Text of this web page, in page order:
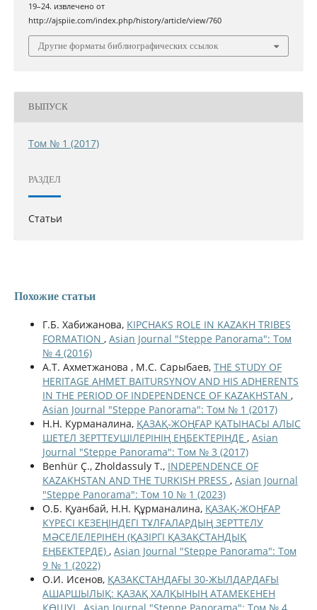
19–24. извлечено от
http://ajspiie.com/index.php/history/article/view/760
Другие форматы библиографических ссылок
ВЫПУСК
Том № 1 (2017)
РАЗДЕЛ
Статьи
Похожие статьи
Г.Б. Хабижанова, KIPCHAKS ROLE IN KAZAKH TRIBES
FORMATION , Asian Journal "Steppe Panorama": Том
№ 4 (2016)
А.Т. Ахметжанова , М.С. Сарыбаев, THE STUDY OF
HERITAGE AHMET BAITURSYNOV AND HIS ADHERENTS
IN THE PERIOD OF INDEPENDENCE OF KAZAKHSTAN ,
Asian Journal "Steppe Panorama": Том № 1 (2017)
Н.Н. Курманалина, ҚАЗАҚ-ЖОҢҒАР ҚАТЫНАСЫ АЛЫС
ШЕТЕЛ ЗЕРТТЕУШІЛЕРІНІҢ ЕҢБЕКТЕРІНДЕ , Asian
Journal "Steppe Panorama": Том № 3 (2017)
Benhür Ç., Zholdassuly T., INDEPENDENCE OF
KAZAKHSTAN AND THE TURKISH PRESS , Asian Journal
"Steppe Panorama": Том 10 № 1 (2023)
О.Б. Қуанбай, Н.Н. Құрманалина, ҚАЗАҚ-ЖОҢҒАР
КҮРЕСІ КЕЗЕҢІНДЕГІ ТҰЛҒАЛАРДЫҢ ЗЕРТТЕЛУ
МӘСЕЛЕЛЕРІНЕН (ҚАЗІРГІ ҚАЗАҚСТАНДЫҚ
ЕҢБЕКТЕРДЕ) , Asian Journal "Steppe Panorama": Том
9 № 1 (2022)
О.И. Исенов, ҚАЗАҚСТАНДАҒЫ 30-ЖЫЛДАРДАҒЫ
АШАРШЫЛЫҚ: ҚАЗАҚ ХАЛҚЫНЫҢ АТАМЕКЕНЕН